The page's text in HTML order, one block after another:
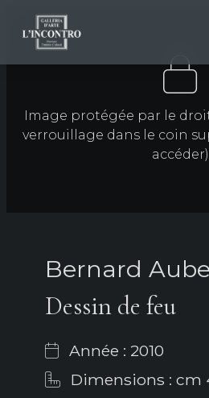
NEWS ED EVENTS
ARTISTES ET ŒUVRES
Image protégée par le
verrouillage dans le coin
accéder)
Bernard
Dessin de feu
Année : 2010
Dimensions : cm